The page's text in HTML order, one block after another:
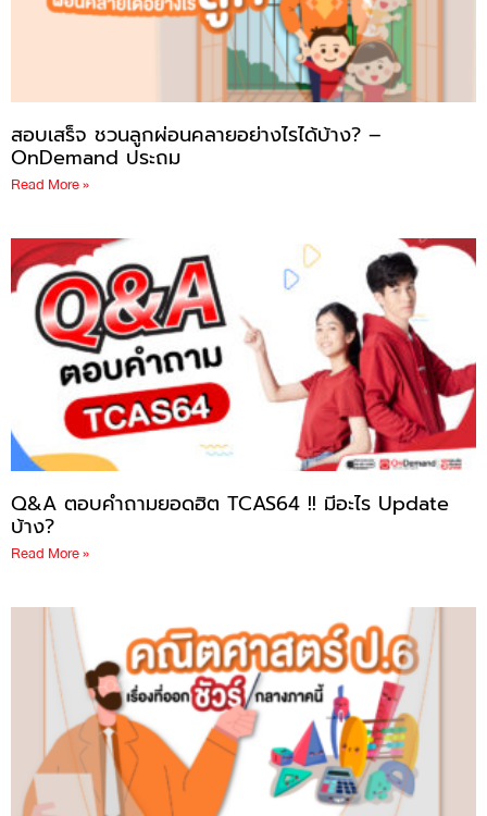
สอบเสร็จ ชวนลูกผ่อนคลายอย่างไรได้บ้าง? –
OnDemand ประถม
Read More »
Q&A ตอบคำถามยอดฮิต TCAS64 !! มีอะไร Update
บ้าง?
Read More »